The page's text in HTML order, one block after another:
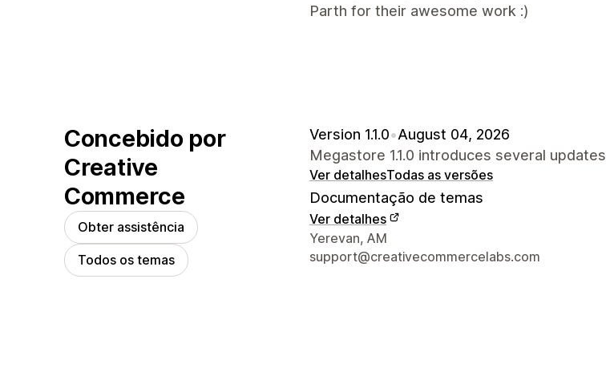
Parth for their awesome work :)
Concebido por
Creative
Commerce
Obter assistência
Todos os temas
Version 1.1.0•August 04, 2026
Megastore 1.1.0 introduces several updates
Ver detalhesTodas as versões
Documentação de temas
Ver detalhes
Detalhes de contacto do designer
Yerevan, AM
support@creativecommercelabs.com